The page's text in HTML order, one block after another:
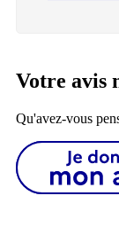
Votre avis
Qu'avez-vous